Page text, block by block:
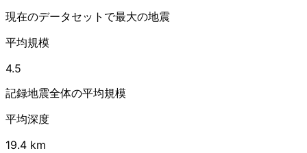
現在のデータセットで最大の地震
平均規模
4.5
記録地震全体の平均規模
平均深度
19.4 km